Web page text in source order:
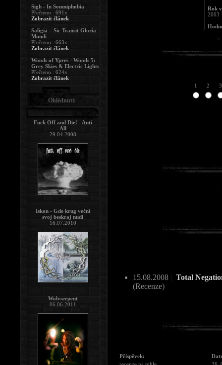
Rok
2003
1 2 3
15.08.2008 | Total
(Recenze)
Příspěvek:
Sigh - In Somniphobia
Přečteno : 691x
Zobrazit článek
Saligia – Sic Transit Gloria
Mundi
Přečteno : 663x
Zobrazit článek
Woods of Ypres - Woods 5:
Grey Skies & Electric Lights
Přečteno : 624x
Zobrazit článek
Ohlédnutí:
Fuck Off and Die! - Anti
All
29.04.2008
Iskon - Gde krug večni
svoj beskraj nudi
16.07.2010
Wolvserpent
06.06.2011